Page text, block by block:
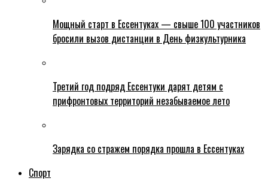
Мощный старт в Ессентуках — свыше 100 участников
бросили вызов дистанции в День физкультурника
Третий год подряд Ессентуки дарят детям с
прифронтовых территорий незабываемое лето
Зарядка со стражем порядка прошла в Ессентуках
Спорт